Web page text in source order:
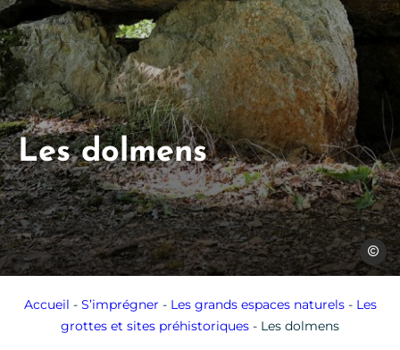
Les dolmens
Accueil - S’imprégner - Les grands espaces naturels- Les
grottes et sites préhistoriques - Les dolmens